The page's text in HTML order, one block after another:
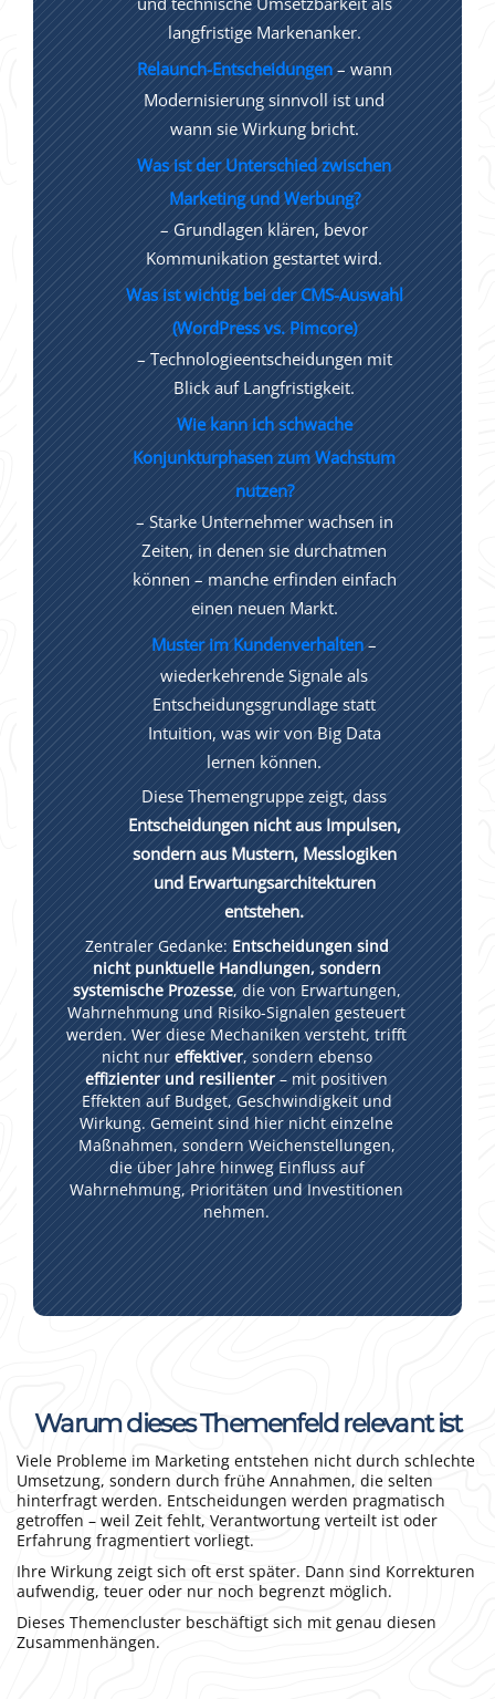
langfristige Markenanker.
Relaunch-Entscheidungen– wann
Modernisierung sinnvoll ist und
wann sie Wirkung bricht.
Was ist der Unterschied zwischen
Marketing und Werbung?
– Grundlagen klären, bevor
Kommunikation gestartet wird.
Was ist wichtig bei der CMS-Auswahl
(WordPress vs. Pimcore)
– Technologieentscheidungen mit
Blick auf Langfristigkeit.
Wie kann ich schwache
Konjunkturphasen zum Wachstum
nutzen?
– Starke Unternehmer wachsen in
Zeiten, in denen sie durchatmen
können – manche erfinden einfach
einen neuen Markt.
Muster im Kundenverhalten –
wiederkehrende Signale als
Entscheidungsgrundlage statt
Intuition, was wir von Big Data
lernen können.
Diese Themengruppe zeigt, dass
Entscheidungen nicht aus Impulsen,
sondern aus Mustern, Messlogiken
und Erwartungsarchitekturen
entstehen.
Zentraler Gedanke: Entscheidungen sind
nicht punktuelle Handlungen, sondern
systemische Prozesse, die von Erwartungen,
Wahrnehmung und Risiko-Signalen gesteuert
werden. Wer diese Mechaniken versteht, trifft
nicht nur effektiver, sondern ebenso
effizienter und resilienter– mit positiven
Effekten auf Budget, Geschwindigkeit und
Wirkung. Gemeint sind hier nicht einzelne
Maßnahmen, sondern Weichenstellungen,
die über Jahre hinweg Einfluss auf
Wahrnehmung, Prioritäten und Investitionen
nehmen.
Warum dieses Themenfeld relevant ist
Viele Probleme im Marketing entstehen nicht durch schlechte
Umsetzung, sondern durch frühe Annahmen, die selten
hinterfragt werden. Entscheidungen werden pragmatisch
getroffen – weil Zeit fehlt, Verantwortung verteilt ist oder
Erfahrung fragmentiert vorliegt.
Ihre Wirkung zeigt sich oft erst später. Dann sind Korrekturen
aufwendig, teuer oder nur noch begrenzt möglich.
Dieses Themencluster beschäftigt sich mit genau diesen
Zusammenhängen.